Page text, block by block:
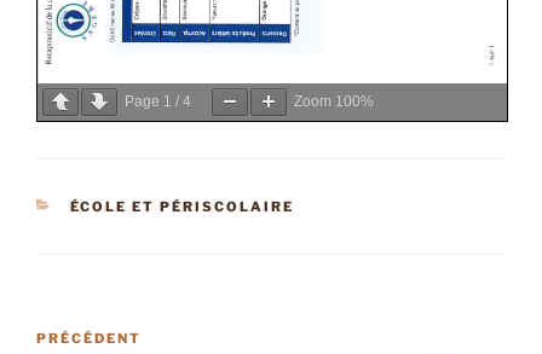
Page 1 / 4 Zoom 100%
CATÉGORIES
ÉCOLE ET PÉRISCOLAIRE
Navigation
Article
PRÉCÉDENT